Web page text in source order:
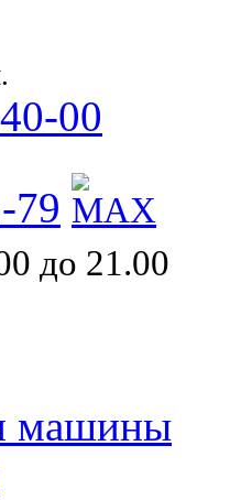
00
79
до 21.00
машины